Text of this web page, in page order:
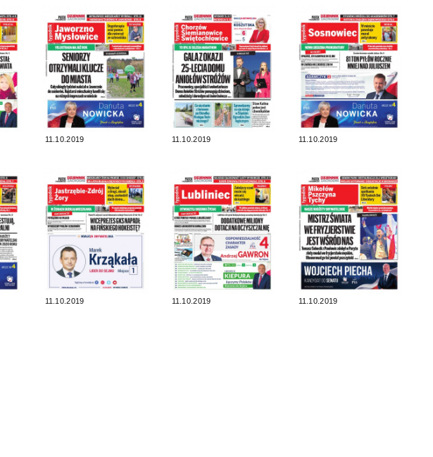
11.10.2019 11.10.2019 11.10.2019
11.10.2019 11.10.2019 11.10.2019